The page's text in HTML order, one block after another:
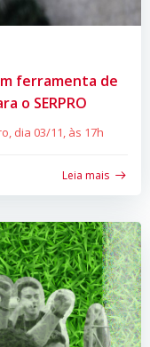
ferramenta de
o SERPRO
dia 03/11, às 17h
Leia mais